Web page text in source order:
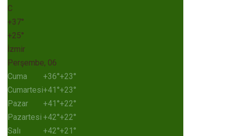
C
+37°
+25°
İzmir
Perşembe, 06
Cuma
+36°+23°
Cumartesi+41°+23°
Pazar
+41°+22°
Pazartesi +42°+22°
Salı
+42°+21°